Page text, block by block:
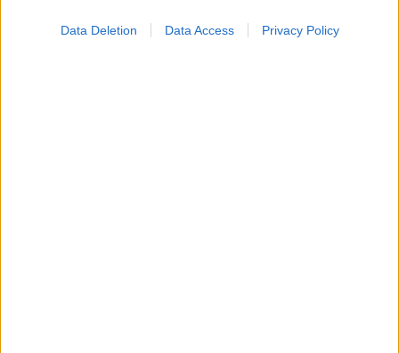
Data Deletion Data Access Privacy Policy
2026. július 06. 07:04
Küldés Küldés Messengeren